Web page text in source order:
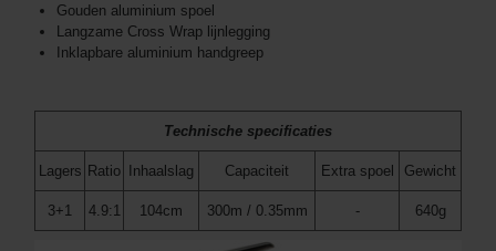
Gouden aluminium spoel
Langzame Cross Wrap lijnlegging
Inklapbare aluminium handgreep
Technische specificaties
Lagers Ratio Inhaalslag Capaciteit Extra spoel Gewicht
3+1 4.9:1 104cm 300m / 0.35mm - 640g